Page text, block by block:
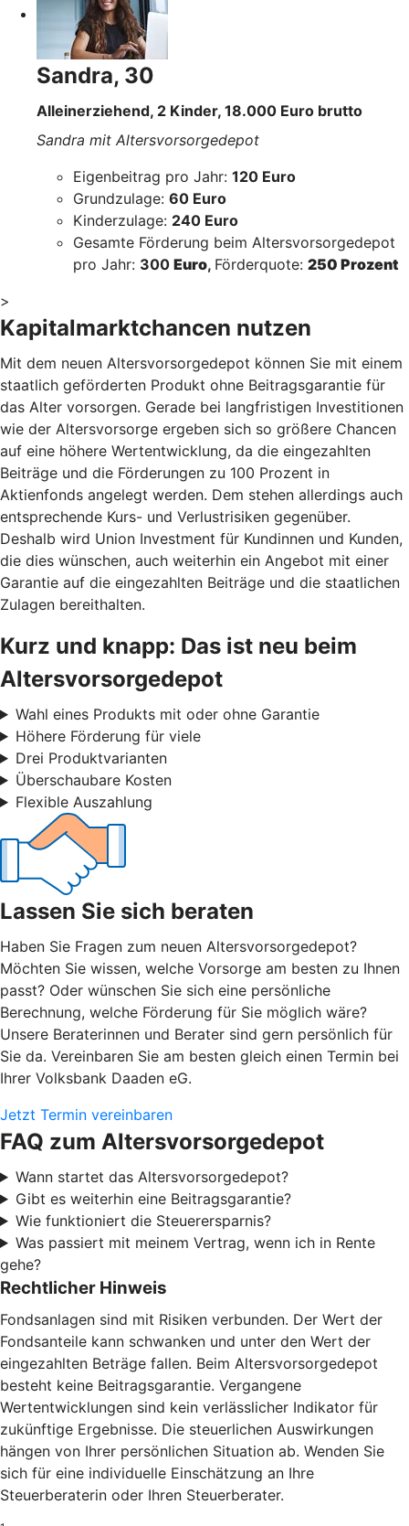
Sandra, 30
Alleinerziehend, 2 Kinder, 18.000 Euro brutto
Sandra mit Altersvorsorgedepot
Eigenbeitrag pro Jahr: 120 Euro
Grundzulage: 60 Euro
Kinderzulage: 240 Euro
Gesamte Förderung beim Altersvorsorgedepot
pro Jahr: 300 Euro, Förderquote: 250 Prozent
>
Kapitalmarktchancen nutzen
Mit dem neuen Altersvorsorgedepot können Sie mit einem
staatlich geförderten Produkt ohne Beitragsgarantie für
das Alter vorsorgen. Gerade bei langfristigen Investitionen
wie der Altersvorsorge ergeben sich so größere Chancen
auf eine höhere Wertentwicklung, da die eingezahlten
Beiträge und die Förderungen zu 100 Prozent in
Aktienfonds angelegt werden. Dem stehen allerdings auch
entsprechende Kurs- und Verlustrisiken gegenüber.
Deshalb wird Union Investment für Kundinnen und Kunden,
die dies wünschen, auch weiterhin ein Angebot mit einer
Garantie auf die eingezahlten Beiträge und die staatlichen
Zulagen bereithalten.
Kurz und knapp: Das ist neu beim
Altersvorsorgedepot
Wahl eines Produkts mit oder ohne Garantie
Höhere Förderung für viele
Drei Produktvarianten
Überschaubare Kosten
Flexible Auszahlung
Lassen Sie sich beraten
Haben Sie Fragen zum neuen Altersvorsorgedepot?
Möchten Sie wissen, welche Vorsorge am besten zu Ihnen
passt? Oder wünschen Sie sich eine persönliche
Berechnung, welche Förderung für Sie möglich wäre?
Unsere Beraterinnen und Berater sind gern persönlich für
Sie da. Vereinbaren Sie am besten gleich einen Termin bei
Ihrer Volksbank Daaden eG.
Jetzt Termin vereinbaren
FAQ zum Altersvorsorgedepot
Wann startet das Altersvorsorgedepot?
Gibt es weiterhin eine Beitragsgarantie?
Wie funktioniert die Steuerersparnis?
Was passiert mit meinem Vertrag, wenn ich in Rente
gehe?
Rechtlicher Hinweis
Fondsanlagen sind mit Risiken verbunden. Der Wert der
Fondsanteile kann schwanken und unter den Wert der
eingezahlten Beträge fallen. Beim Altersvorsorgedepot
besteht keine Beitragsgarantie. Vergangene
Wertentwicklungen sind kein verlässlicher Indikator für
zukünftige Ergebnisse. Die steuerlichen Auswirkungen
hängen von Ihrer persönlichen Situation ab. Wenden Sie
sich für eine individuelle Einschätzung an Ihre
Steuerberaterin oder Ihren Steuerberater.